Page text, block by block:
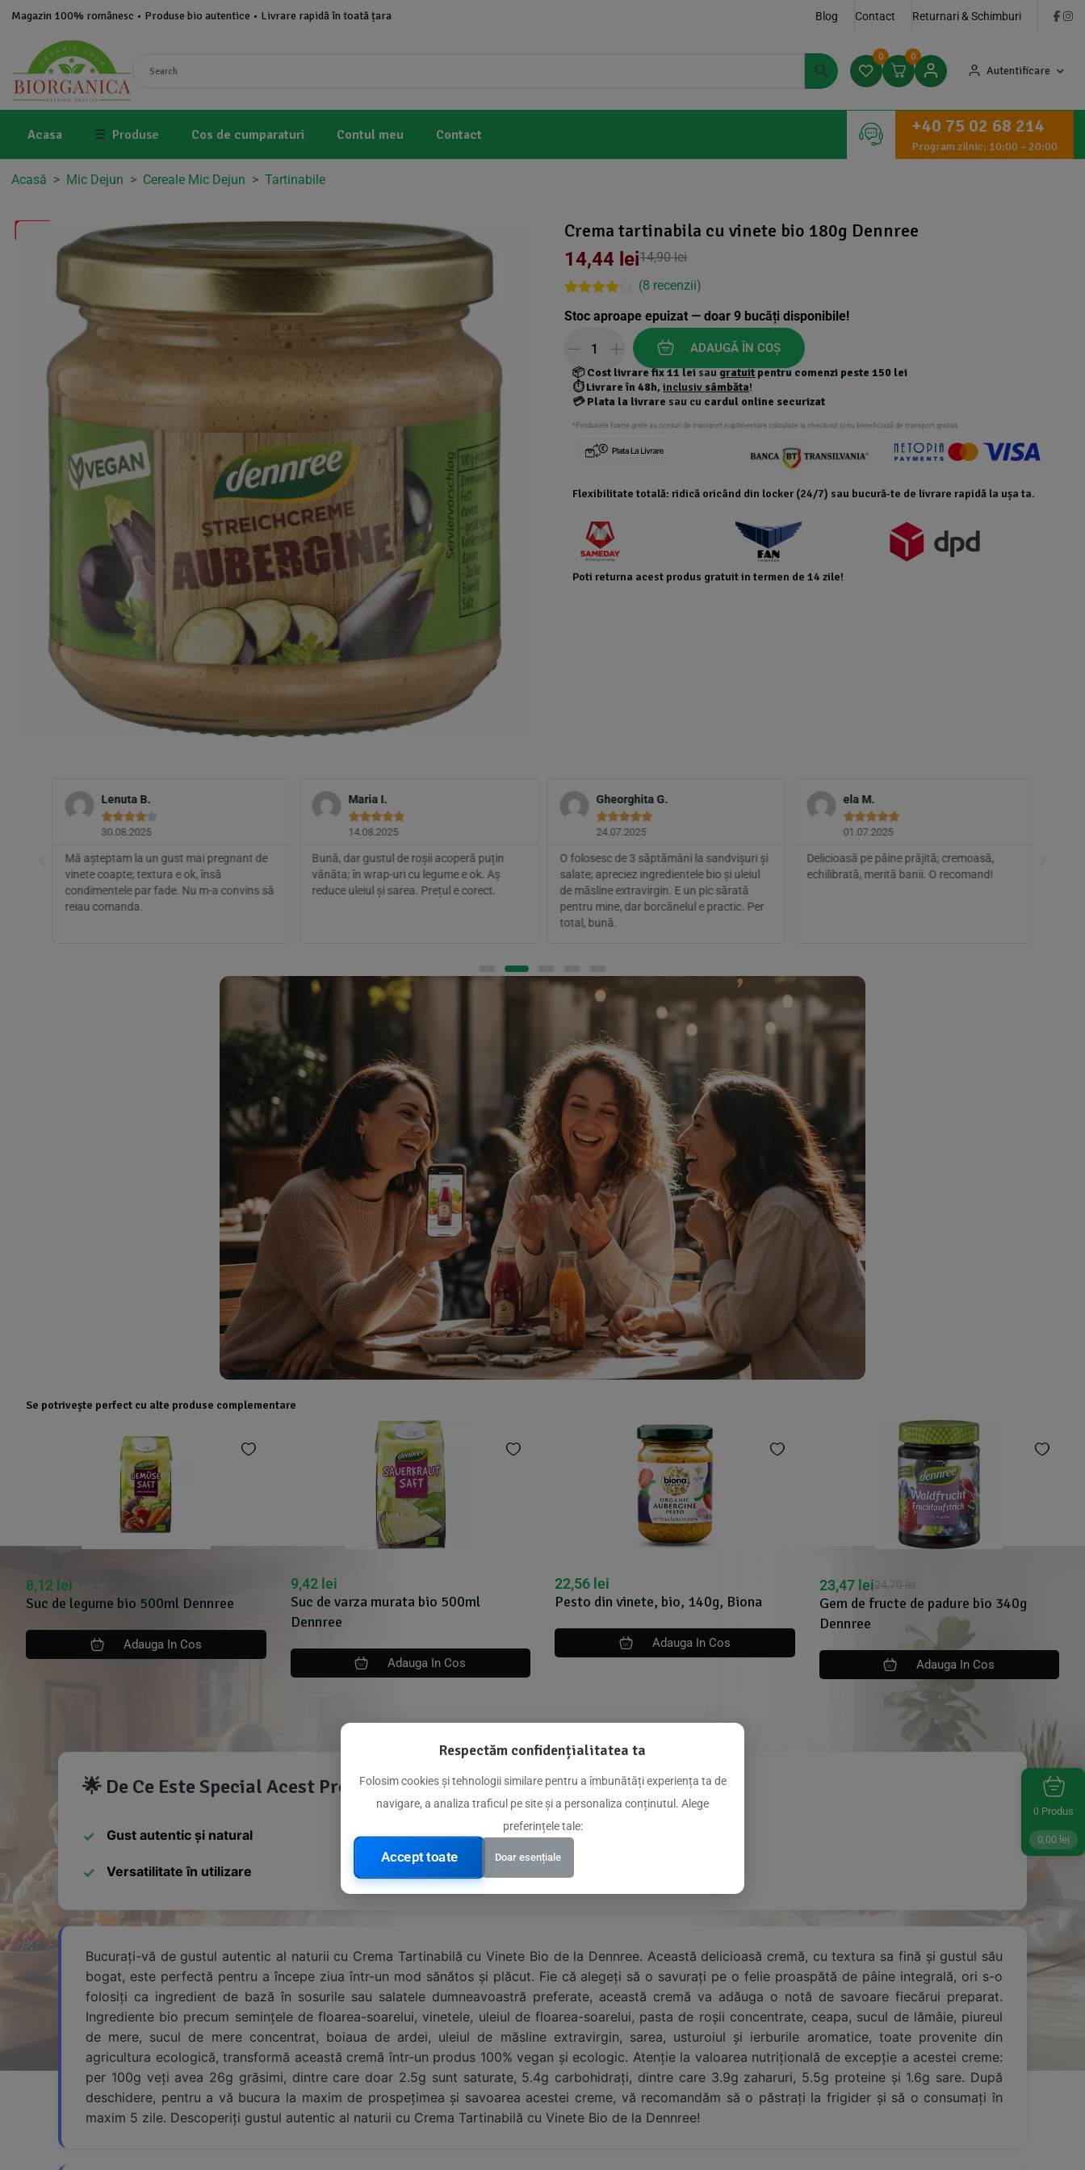
Magazin 100% românesc • Produse bio autentice • Livrare rapidă în toată țara Blog Contact Returnari & Schimburi
0 0
Autentificare
Acasa ☰ Produse Cos de cumparaturi Contul meu Contact +40 75 02 68 214
Program zilnic: 10:00 – 20:00
Acasă > Mic Dejun > Cereale Mic Dejun > Tartinabile
Crema tartinabila cu vinete bio 180g Dennree
14,90lei
14,44 lei
4.00out
based
customer
ratings
(8 recenzii)
Stoc aproape epuizat — doar9 bucăți disponibile!
ADAUGĂ ÎN COȘ
📦Cost livrare fix 11 leisaugratuitpentru comenzi peste 150 lei
⏱️Livrare în 48h,inclusiv sâmbăta!
💳Plata la livrare sau cu cardul online securizat
*Produsele foarte grele au costuri de transport suplimentare calculate la checkout și nu beneficiază de transport gratuit.
Flexibilitate totală: ridică oricând din locker (24/7) sau bucură-te de livrare rapidă la ușa ta.
Poti returna acest produs gratuit in termen de 14 zile!
Lenuta B.

30.08.2025
Mă așteptam la un gust mai pregnant de
vinete coapte; textura e ok, însă
condimentele par fade. Nu m-a convins să
reiau comanda.
Maria I.

14.08.2025
Bună, dar gustul de roșii acoperă puțin
vânăta; în wrap-uri cu legume e ok. Aș
reduce uleiul și sarea. Prețul e corect.
Gheorghita G.

24.07.2025
O folosesc de 3 săptămâni la sandvișuri și
salate; apreciez ingredientele bio și uleiul
de măsline extravirgin. E un pic sărată
pentru mine, dar borcănelul e practic. Per
total, bună.
ela M.

01.07.2025
Delicioasă pe pâine prăjită; cremoasă,
echilibrată, merită banii. O recomand!
Se potrivește perfect cu alte produse complementare
Suc de legume bio 500ml Dennree
8,12 lei
Adauga In Cos
Suc de varza murata bio 500ml
Dennree
9,42 lei
Adauga In Cos
Pesto din vinete, bio, 140g, Biona
22,56 lei
Adauga In Cos
Gem de fructe de padure bio 340g
Dennree
24,70lei
23,47 lei
Adauga In Cos
🌟 De Ce Este Special Acest Produs
Gust autentic și natural
Versatilitate în utilizare
Bucurați-vă de gustul autentic al naturii cu Crema Tartinabilă cu Vinete Bio de la Dennree. Această delicioasă cremă, cu textura sa fină și gustul său
bogat, este perfectă pentru a începe ziua într-un mod sănătos și plăcut. Fie că alegeți să o savurați pe o felie proaspătă de pâine integrală, ori s-o
folosiți ca ingredient de bază în sosurile sau salatele dumneavoastră preferate, această cremă va adăuga o notă de savoare fiecărui preparat.
Ingrediente bio precum semințele de floarea-soarelui, vinetele, uleiul de floarea-soarelui, pasta de roșii concentrate, ceapa, sucul de lămâie, piureul
de mere, sucul de mere concentrat, boiaua de ardei, uleiul de măsline extravirgin, sarea, usturoiul și ierburile aromatice, toate provenite din
agricultura ecologică, transformă această cremă într-un produs 100% vegan și ecologic. Atenție la valoarea nutrițională de excepție a acestei creme:
per 100g veți avea 26g grăsimi, dintre care doar 2.5g sunt saturate, 5.4g carbohidrați, dintre care 3.9g zaharuri, 5.5g proteine și 1.6g sare. După
deschidere, pentru a vă bucura la maxim de prospețimea și savoarea acestei creme, vă recomandăm să o păstrați la frigider și să o consumați în
maxim 5 zile. Descoperiți gustul autentic al naturii cu Crema Tartinabilă cu Vinete Bio de la Dennree!
0 Produs
0,00 lei
Respectăm confidențialitatea ta
Folosim cookies și tehnologii similare pentru a îmbunătăți experiența ta de
navigare, a analiza traficul pe site și a personaliza conținutul. Alege
preferințele tale:
Accept toate Doar esențiale